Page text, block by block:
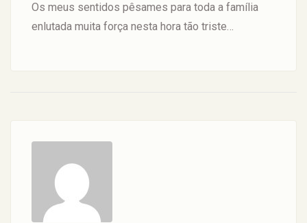
Os meus sentidos pêsames para toda a família
enlutada muita força nesta hora tão triste…